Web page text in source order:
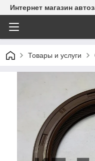
Интернет магазин
Товары и услуги